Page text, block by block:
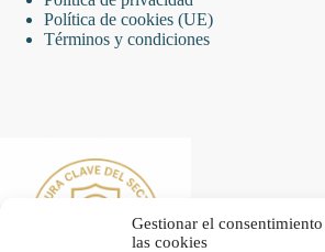
Gestionar el consentimiento
las cookies
Política de cookies (UE)
Términos y condiciones